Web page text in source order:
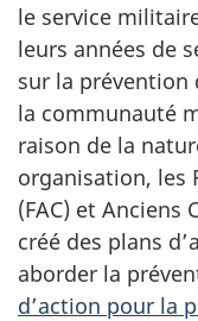
le service
leurs années de
sur la prévention
la communauté
raison de la
organisation, les
(FAC) et Anciens
créé des plans
aborder la
d’action pour la